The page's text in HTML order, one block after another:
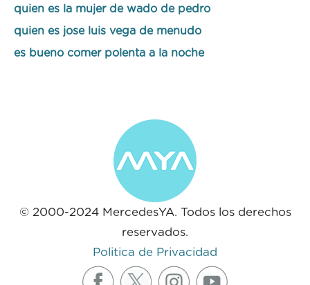
quien es la mujer de wado de pedro
quien es jose luis vega de menudo
es bueno comer polenta a la noche
© 2000-2024 MercedesYA. Todos los derechos
reservados.
Politica de Privacidad